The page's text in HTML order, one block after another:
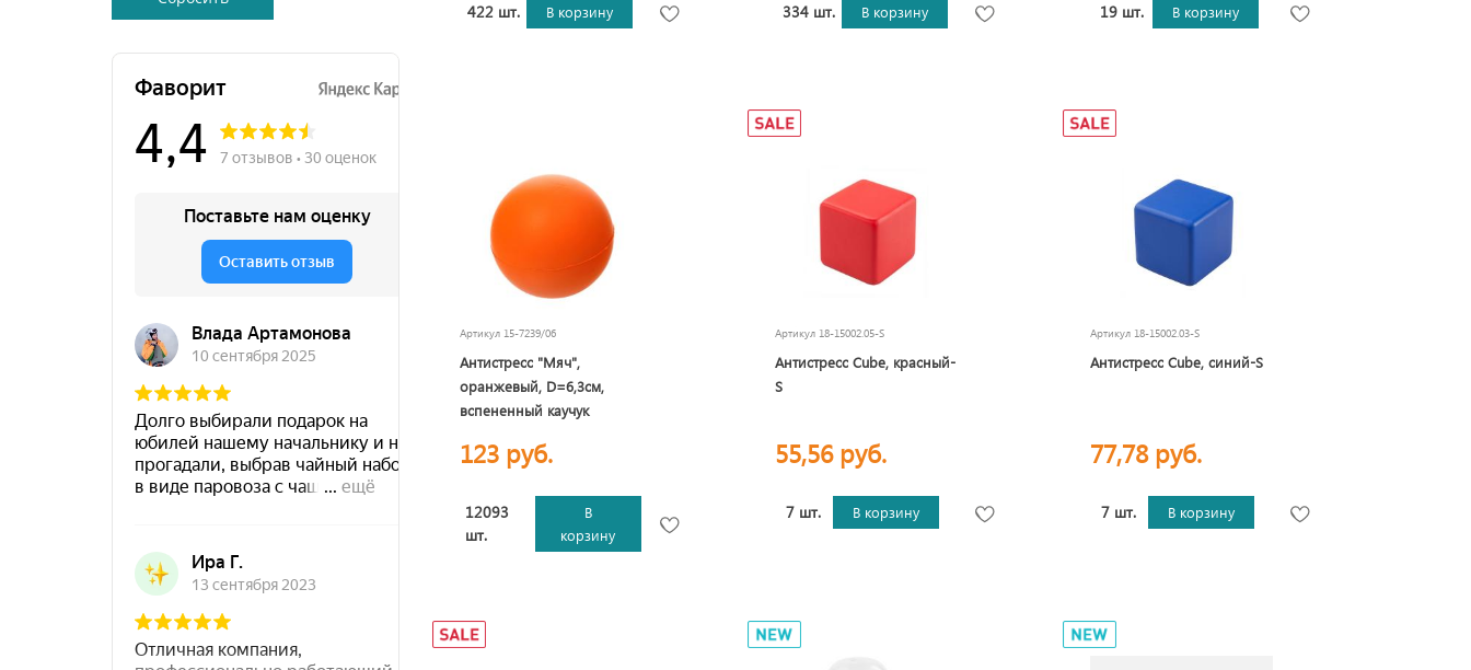
422 шт. В корзину 334 шт. В корзину 19 шт. В корзину
Артикул 15-7239/06
Антистресс "Мяч",
оранжевый, D=6,3см,
вспененный каучук
123 руб.
12093
шт.
В
корзину
Артикул 18-15002.05-S
Антистресс Сube, красный-
S
55,56 руб.
7 шт. В корзину
Артикул 18-15002.03-S
Антистресс Сube, синий-S
77,78 руб.
7 шт. В корзину